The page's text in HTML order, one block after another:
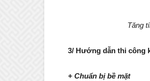
Tăng
3/ Hướng dẫn thi công
+ Chuẩn bị bề mặt